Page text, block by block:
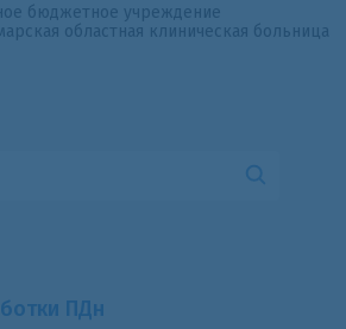
бюджетное учреждение
областная клиническая больница
ПДн